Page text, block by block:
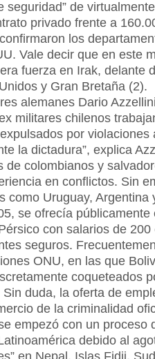
seguridad” de
privado frente a
los
Vale decir que en este
fuerza en Irak, delante
y Gran Bretaña
alemanes Dario
militares chilenos
por violaciones
la dictadura”, explica
de colombianos y
en conflictos. Sin
como Uruguay, Argentina
se ofrecía públicamente
con salarios de 200
seguros.
ONU, en las que
coqueteados
duda, la oferta de
de la criminalidad
empezó con un proceso
debido al
en Nepal, Islas Fidji,